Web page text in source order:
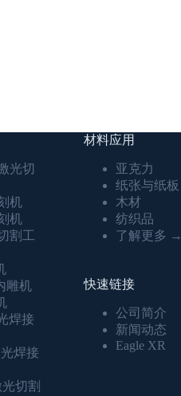
光切
机
机
割工
雕机
焊接
焊接
切割
材料应用
亚克力
纸张与纸板
木材
纺织品
了解更多 →
快速链接
公司简介
新闻动态
Eagle XR